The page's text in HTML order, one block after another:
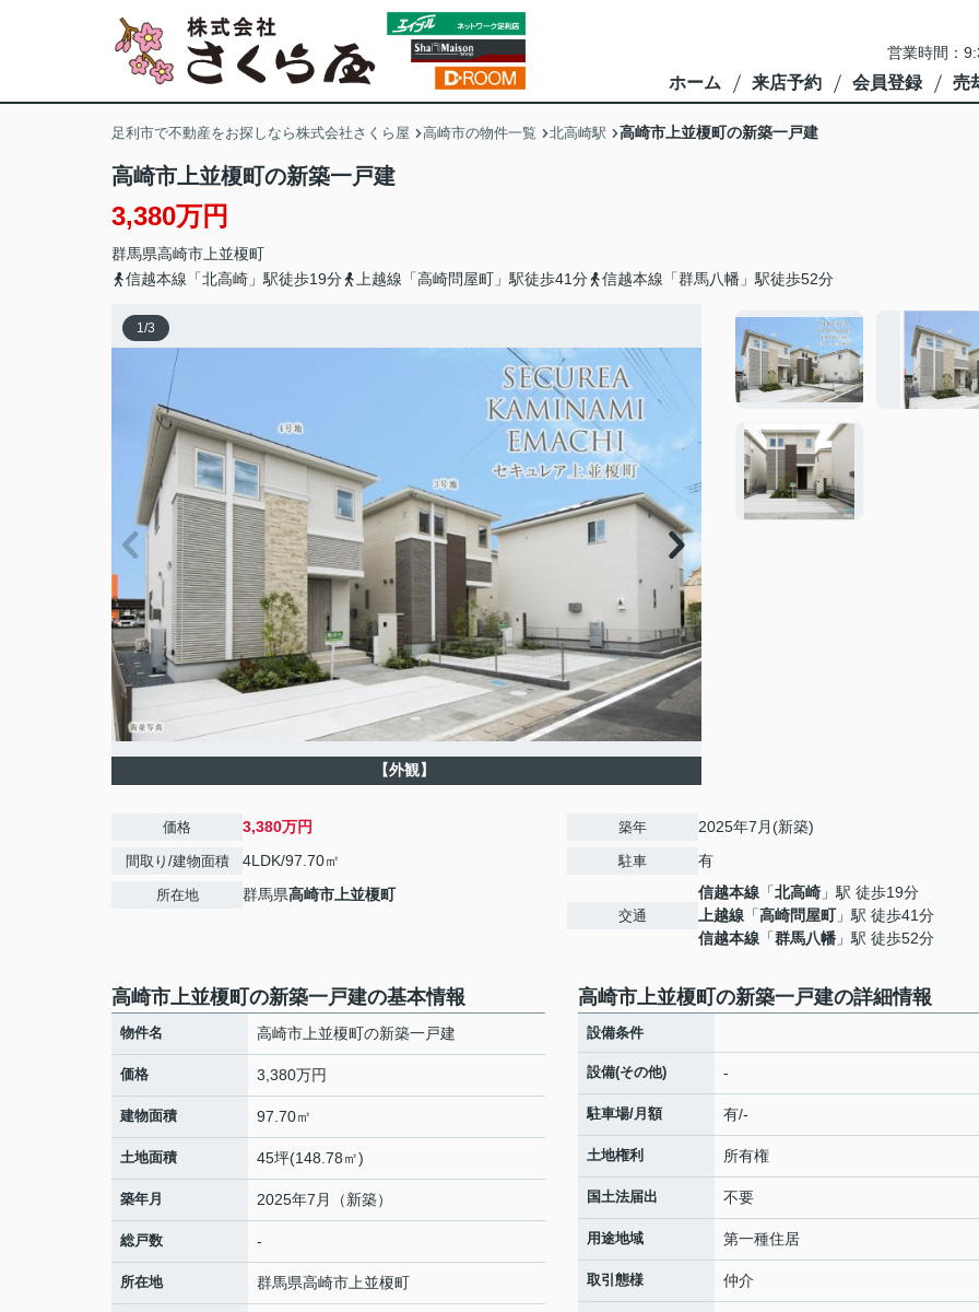
営業時間：
ホーム 来店予約 会員登録 売
足利市で不動産をお探しなら株式会社さくら屋 高崎市の物件一覧 北高崎駅 高崎市上並榎町の新築一戸建
高崎市上並榎町の新築一戸建
3,380万円
群馬県高崎市 上並榎町
信越本線「北高崎」駅徒歩19分
上越線「高崎問屋町」駅徒歩41分 信越本線「群馬八幡」駅徒歩52分
1/3
【外観】
価格 3,380万円
間取り/建物面積 4LDK/97.70㎡
所在地 群馬県高崎市 上並榎町
築年 2025年7月(新築)
駐車 有
交通
信越本線 「北高崎 」駅 徒歩19分
上越線 「高崎問屋町」駅 徒歩41分
信越本線 「群馬八幡 」駅 徒歩52分
高崎市上並榎町の新築一戸建の基本情報
物件名 高崎市上並榎町の新築一戸建
価格 3,380万円
建物面積 97.70㎡
土地面積 45坪(148.78㎡)
築年月 2025年7月（新築）
総戸数 -
所在地 群馬県高崎市 上並榎町
高崎市上並榎町の新築一戸建の詳細情報
設備条件
設備(その他) -
駐車場/月額 有/-
土地権利 所有権
国土法届出 不要
用途地域 第一種住居
取引態様 仲介